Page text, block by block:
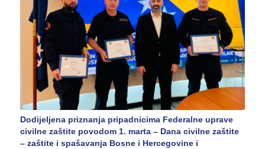
Dodijeljena priznanja pripadnicima Federalne uprave
civilne zaštite povodom 1. marta – Dana civilne zaštite
– zaštite i spašavanja Bosne i Hercegovine i